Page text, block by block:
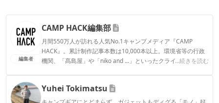
編集者
CAMP HACK編集部
月間550万人が訪れる人気No.1キャンプメディア『CAMP
HACK』。累計制作記事本数は10,000本以上。環境省等の行政
機関、「髙島屋」や「niko and ...」といったクライアントとの
...続きを読む
CAMP HACK編集部のプロフィール
Yuhei Tokimatsu